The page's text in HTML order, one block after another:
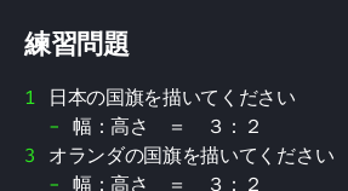
練習問題
日本の国旗を描いてください
幅：高さ ＝ ３：２
オランダの国旗を描いてください
幅：高さ ＝ ３：２